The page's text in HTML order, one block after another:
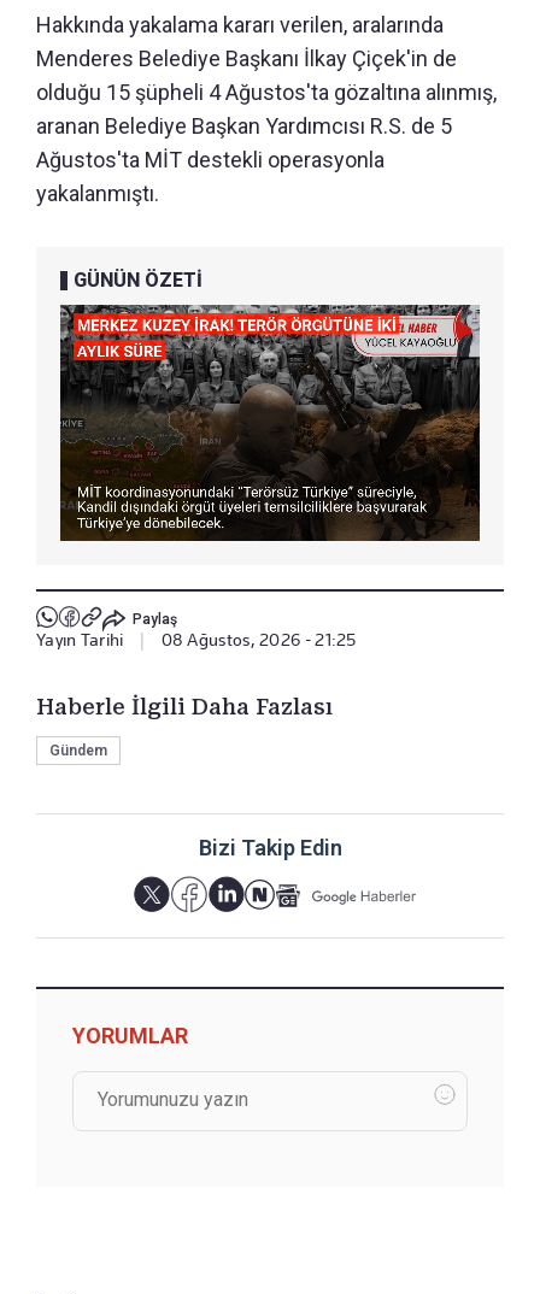
Hakkında yakalama kararı verilen, aralarında
Menderes Belediye Başkanı İlkay Çiçek'in de
olduğu 15 şüpheli 4 Ağustos'ta gözaltına alınmış,
aranan Belediye Başkan Yardımcısı R.S. de 5
Ağustos'ta MİT destekli operasyonla
yakalanmıştı.
GÜNÜN ÖZETİ
Paylaş
Yayın Tarihi 08 Ağustos, 2026 - 21:25
Haberle İlgili Daha Fazlası
Gündem
Bizi Takip Edin
YORUMLAR